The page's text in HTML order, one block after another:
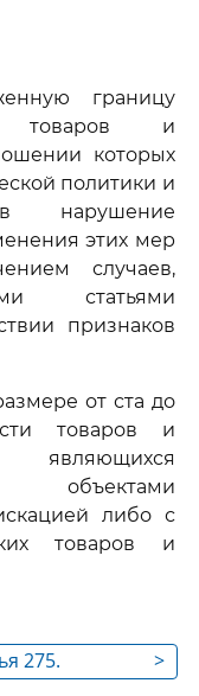
границу
товаров и
которых
политики и
нарушение
этих мер
случаев,
статьями
признаков
от ста до
товаров и
являющихся
объектами
либо с
товаров и
>
275.